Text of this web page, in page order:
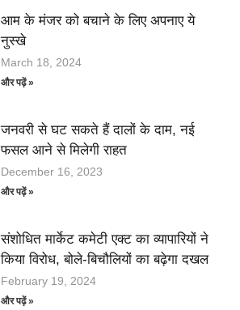
आम के मंजर को बचाने के लिए अपनाए ये
नुस्खे
March 18, 2024
और पढ़ें »
जनवरी से घट सकते हैं दालों के दाम, नई
फसल आने से मिलेगी राहत
December 16, 2023
और पढ़ें »
संशोधित मार्केट कमेटी एक्ट का व्यापारियों ने
किया विरोध, बोले-बिचौलियों का बढ़ेगा दखल
February 19, 2024
और पढ़ें »